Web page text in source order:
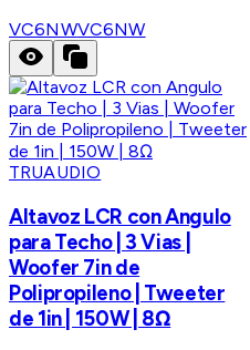
VC6NWVC6NW
TRUAUDIO
Altavoz LCR con Angulo
para Techo | 3 Vias |
Woofer 7in de
Polipropileno | Tweeter
de 1in | 150W | 8Ω